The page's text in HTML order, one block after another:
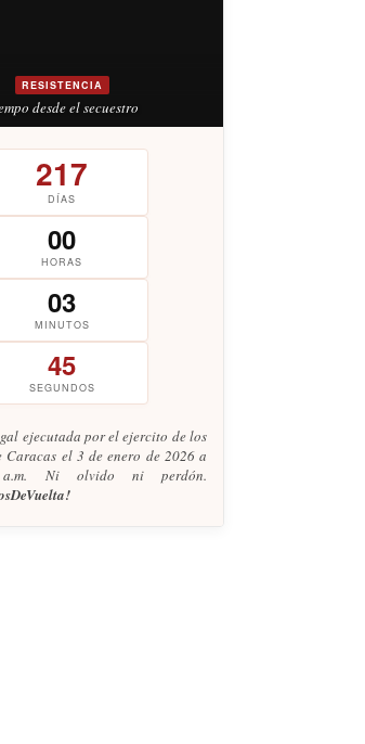
RESISTENCIA
desde el secuestro
217
DÍAS
00
HORAS
03
MINUTOS
46
SEGUNDOS
ejecutada por el ejercito de los
Caracas el 3 de enero de 2026 a
Ni olvido ni perdón.